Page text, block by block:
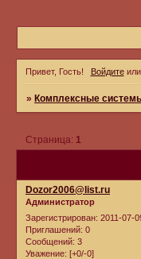
Привет, Гость! Войдитеили
» Комплексные
Страница: 1
Dozor2006@list.ru
Администратор
Зарегистрирован: 2011-07-
Приглашений: 0
Сообщений: 3
Уважение: [+0/-0]